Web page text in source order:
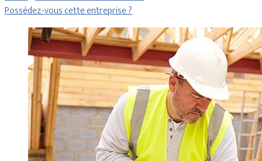
Possédez-vous cette entreprise ?